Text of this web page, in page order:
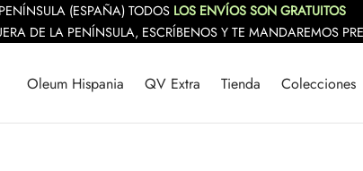
(ESPAÑA) TODOS LOS ENVÍOS SON GRATUITOS
DE LA PENÍNSULA, ESCRÍBENOS Y TE MANDAREMOS
Oleum Hispania QV Extra Tienda Colecciones